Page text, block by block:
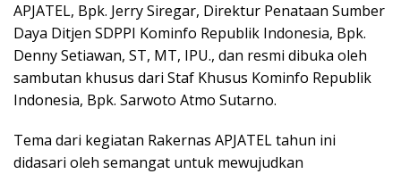
APJATEL, Bpk. Jerry Siregar, Direktur Penataan Sumber
Daya Ditjen SDPPI Kominfo Republik Indonesia, Bpk.
Denny Setiawan, ST, MT, IPU., dan resmi dibuka oleh
sambutan khusus dari Staf Khusus Kominfo Republik
Indonesia, Bpk. Sarwoto Atmo Sutarno.
Tema dari kegiatan Rakernas APJATEL tahun ini
didasari oleh semangat untuk mewujudkan